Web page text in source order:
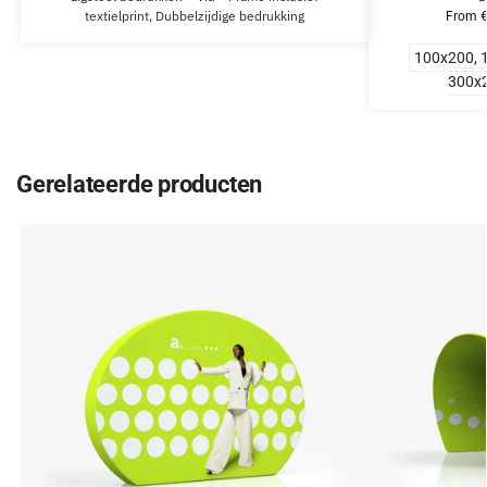
textielprint, Dubbelzijdige bedrukking
From
100x200,
Gerelateerde producten